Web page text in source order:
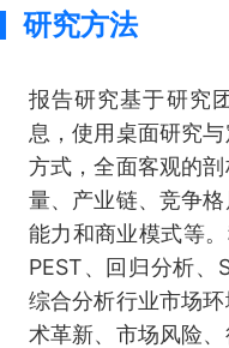
研究方法
报告研究基于研究
息，使用桌面研究
方式，全面客观的
量、产业链、竞争
能力和商业模式等。
PEST、回归分析、
综合分析行业市场
术革新、市场风险